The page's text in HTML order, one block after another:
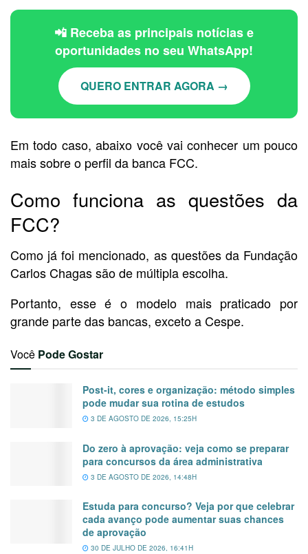
📲 Receba as principais notícias e
oportunidades no seu WhatsApp!
QUERO ENTRAR AGORA →
Em todo caso, abaixo você vai conhecer um pouco
mais sobre o perfil da banca FCC.
Como funciona as questões da
FCC?
Como já foi mencionado, as questões da Fundação
Carlos Chagas são de múltipla escolha.
Portanto, esse é o modelo mais praticado por
grande parte das bancas, exceto a Cespe.
Você Pode Gostar
Post-it, cores e organização: método simples
pode mudar sua rotina de estudos
3 DE AGOSTO DE 2026, 15:25H
Do zero à aprovação: veja como se preparar
para concursos da área administrativa
3 DE AGOSTO DE 2026, 14:48H
Estuda para concurso? Veja por que celebrar
cada avanço pode aumentar suas chances
de aprovação
30 DE JULHO DE 2026, 16:41H